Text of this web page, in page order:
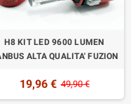
H8 KIT LED 9600 LUMEN
ALTA QUALITA' FUZION
19,96 € 49,90 €